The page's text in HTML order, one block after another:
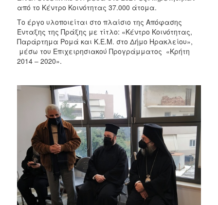
από το Κέντρο Κοινότητας 37.000 άτομα.
Το έργο υλοποιείται στο πλαίσιο της Απόφασης
Ένταξης της Πράξης με τίτλο: «Κέντρο Κοινότητας,
Παράρτημα Ρομά και Κ.Ε.Μ. στο Δήμο Ηρακλείου»,
μέσω του Επιχειρησιακού Προγράμματος «Κρήτη
2014 – 2020».